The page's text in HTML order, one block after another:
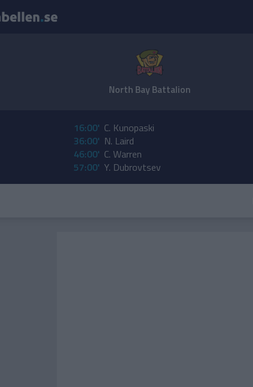
North Bay Battalion
16:00' C. Kunopaski
36:00' N. Laird
46:00' C. Warren
57:00' Y. Dubrovtsev